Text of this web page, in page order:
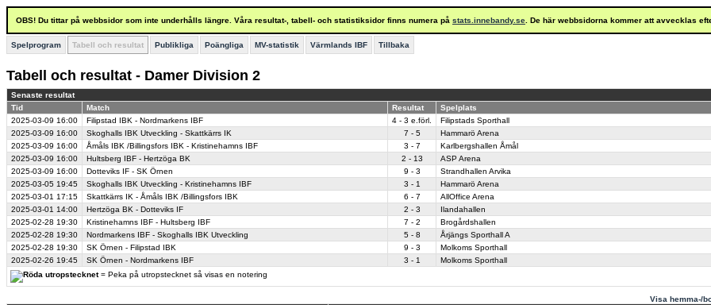
OBS! Du tittar på webbsidor som inte underhålls längre. Våra resultat-, tabell- och statistiksidor finns numera på stats.innebandy.se . De här webbsidorna kommer att avvecklas
Spelprogram Tabell och resultat Publikliga Poängliga MV-statistik Värmlands IBF Tillbaka
Tabell och resultat - Damer Division 2
Senaste resultat
Tid
Match Resultat Spelplats
= Peka på utropstecknet så visas en notering
2025-03-09 16:00 Filipstad IBK - Nordmarkens IBF 4 - 3 e.förl.
Filipstads Sporthall
2025-03-09 16:00 Skoghalls IBK Utveckling - Skattkärrs IK 7 - 5
Hammarö Arena
2025-03-09 16:00 Åmåls IBK /Billingsfors IBK - Kristinehamns IBF 3 - 7
Karlbergshallen Åmål
2025-03-09 16:00 Hultsberg IBF - Hertzöga BK 2 - 13
ASP Arena
2025-03-09 16:00 Dotteviks IF - SK Örnen 9 - 3
Strandhallen Arvika
2025-03-05 19:45 Skoghalls IBK Utveckling - Kristinehamns IBF 3 - 1
Hammarö Arena
2025-03-01 17:15 Skattkärrs IK - Åmåls IBK /Billingsfors IBK 6 - 7
AllOffice Arena
2025-03-01 14:00 Hertzöga BK - Dotteviks IF 2 - 3
Ilandahallen
2025-02-28 19:30 Kristinehamns IBF - Hultsberg IBF 7 - 2
Brogårdshallen
2025-02-28 19:30 Nordmarkens IBF - Skoghalls IBK Utveckling 5 - 8
Årjängs Sporthall A
2025-02-28 19:30 SK Örnen - Filipstad IBK 9 - 3
Molkoms Sporthall
2025-02-26 19:45 SK Örnen - Nordmarkens IBF 3 - 1 Molkoms Sporthall
Visa hemma-/